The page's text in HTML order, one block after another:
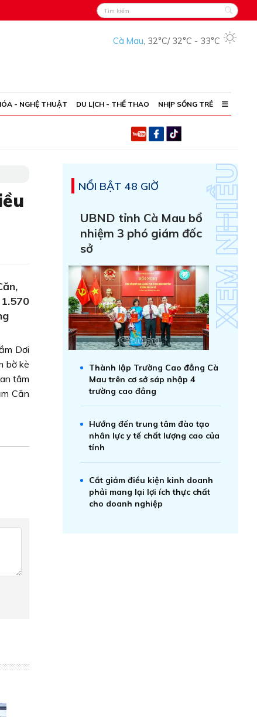
Cà Mau, 32°C/ 32°C - 33°C
- NGHỆ THUẬT DU LỊCH - THỂ THAO NHỊP SỐNG TRẺ
Dơi
bờ kè
tâm
Căn
NỔI BẬT 48 GIỜ
UBND tỉnh Cà Mau bổ
nhiệm 3 phó giám đốc
sở
Thành lập Trường Cao đẳng Cà
Mau trên cơ sở sáp nhập 4
trường cao đẳng
Hướng đến trung tâm đào tạo
nhân lực y tế chất lượng cao của
tỉnh
Cắt giảm điều kiện kinh doanh
phải mang lại lợi ích thực chất
cho doanh nghiệp